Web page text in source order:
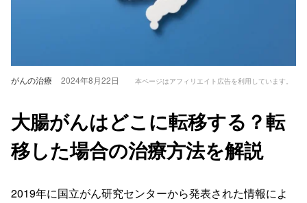
がんの治療 2024年8月22日 本ページはアフィリエイト広告を利用しています。
大腸がんはどこに転移する？転
移した場合の治療方法を解説
2019年に国立がん研究センターから発表された情報によ